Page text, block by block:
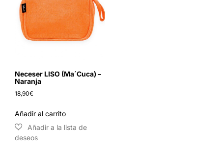
Neceser LISO (Ma´Cuca) –
Naranja
18,90€
Añadir al carrito